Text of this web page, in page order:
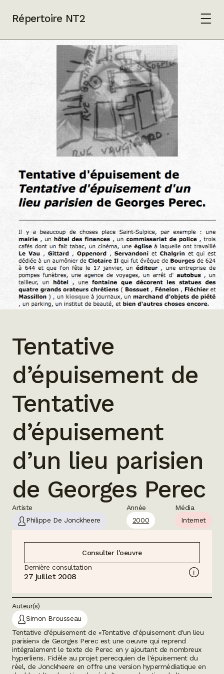
Répertoire NT2
Tentative
d’épuisement de
Tentative
d’épuisement
d’un lieu parisien
de Georges Perec
Artiste
Philippe De Jonckheere
Année
2000
Média
Internet
Consulter l'oeuvre
Dernière consultation
27 juillet 2008
Auteur(s)
Simon Brousseau
Tentative d'épuisement de «Tentative d'épuisement d'un lieu
parisien» de Georges Perec est une oeuvre qui reprend
intégralement le texte de Perec en y ajoutant de nombreux
hyperliens. Fidèle au projet perecquien de l'épuisement du
réel, de Jonckheere en offre une version hypermédiatique en